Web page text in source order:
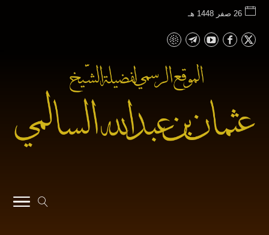
26 صفر 1448 هـ